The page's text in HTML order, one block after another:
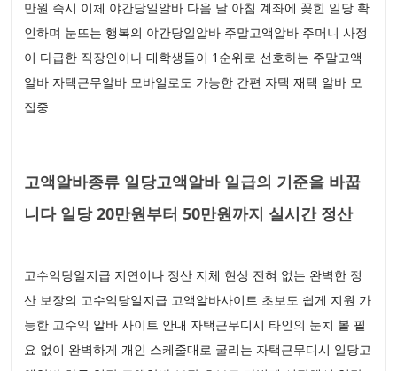
만원 즉시 이체 야간당일알바 다음 날 아침 계좌에 꽂힌 일당 확
인하며 눈뜨는 행복의 야간당일알바 주말고액알바 주머니 사정
이 다급한 직장인이나 대학생들이 1순위로 선호하는 주말고액
알바 자택근무알바 모바일로도 가능한 간편 자택 재택 알바 모
집중
고액알바종류 일당고액알바 일급의 기준을 바꿉
니다 일당 20만원부터 50만원까지 실시간 정산
고수익당일지급 지연이나 정산 지체 현상 전혀 없는 완벽한 정
산 보장의 고수익당일지급 고액알바사이트 초보도 쉽게 지원 가
능한 고수익 알바 사이트 안내 자택근무디시 타인의 눈치 볼 필
요 없이 완벽하게 개인 스케줄대로 굴리는 자택근무디시 일당고